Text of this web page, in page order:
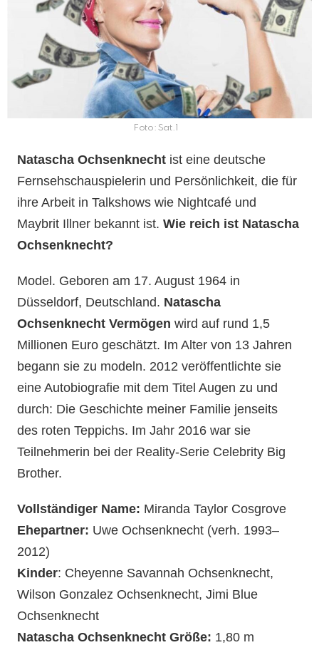
Foto: Sat.1
Natascha Ochsenknecht ist eine deutsche
Fernsehschauspielerin und Persönlichkeit, die für
ihre Arbeit in Talkshows wie Nightcafé und
Maybrit Illner bekannt ist.Wie reich ist Natascha
Ochsenknecht?
Model. Geboren am 17. August 1964 in
Düsseldorf, Deutschland. Natascha
Ochsenknecht Vermögen wird auf rund 1,5
Millionen Euro geschätzt. Im Alter von 13 Jahren
begann sie zu modeln. 2012 veröffentlichte sie
eine Autobiografie mit dem Titel Augen zu und
durch: Die Geschichte meiner Familie jenseits
des roten Teppichs. Im Jahr 2016 war sie
Teilnehmerin bei der Reality-Serie Celebrity Big
Brother.
Vollständiger Name: Miranda Taylor Cosgrove
Ehepartner: Uwe Ochsenknecht (verh. 1993–
2012)
Kinder: Cheyenne Savannah Ochsenknecht,
Wilson Gonzalez Ochsenknecht, Jimi Blue
Ochsenknecht
Natascha Ochsenknecht Größe: 1,80 m